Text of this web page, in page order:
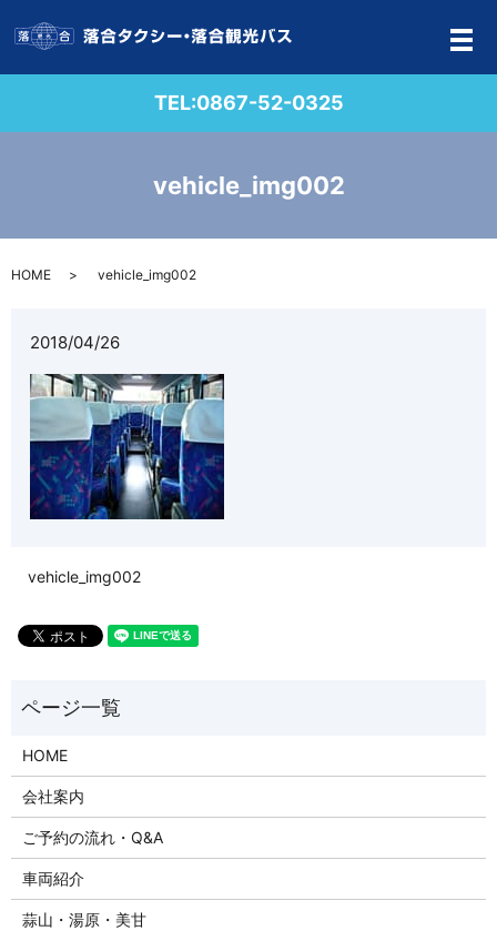
メ
TEL:0867-52-0325
vehicle_img002
HOME vehicle_img002
2018/04/26
vehicle_img002
HOME
会社案内
ご予約の流れ・Q&A
車両紹介
蒜山・湯原・美甘